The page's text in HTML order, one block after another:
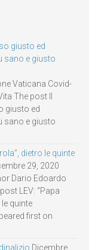
giusto ed
sano e giusto
Vaticana Covid-
The post Il
giusto ed
sano e giusto
dietro le quinte
29, 2020
Dario Edoardo
LEV: “Papa
quinte
first on
Dicembre